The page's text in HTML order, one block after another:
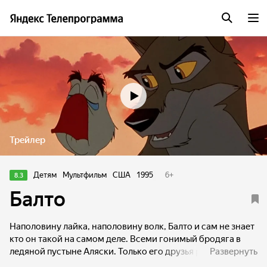
Трейлер
8.3 Детям Мультфильм США 1995 6+
Балто
Наполовину лайка, наполовину волк, Балто и сам не знает
кто он такой на самом деле. Всеми гонимый бродяга в
ледяной пустыне Аляски. Только его друзья русскийРазвернуть